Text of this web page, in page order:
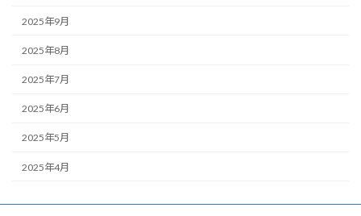
2025年9月
2025年8月
2025年7月
2025年6月
2025年5月
2025年4月